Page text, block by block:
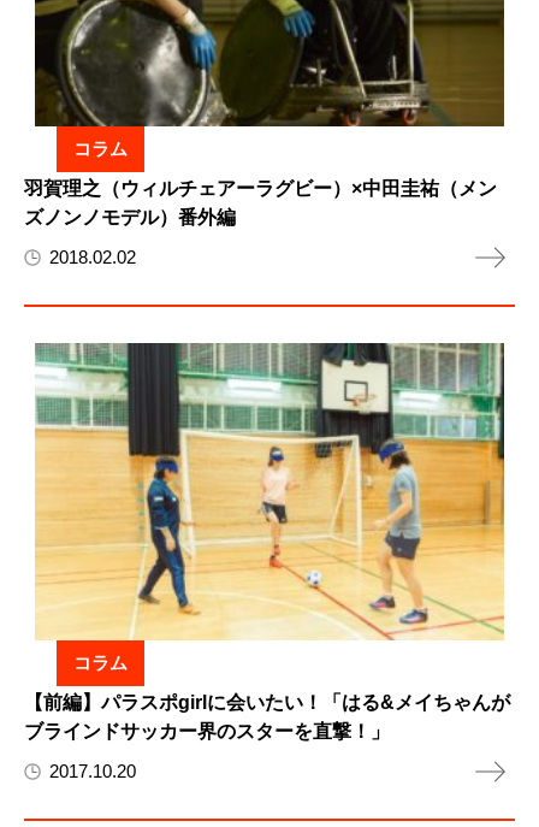
コラム
羽賀理之（ウィルチェアーラグビー）×中田圭祐（メン
ズノンノモデル）番外編
2018.02.02
コラム
【前編】パラスポgirlに会いたい！「はる&メイちゃんが
ブラインドサッカー界のスターを直撃！」
2017.10.20